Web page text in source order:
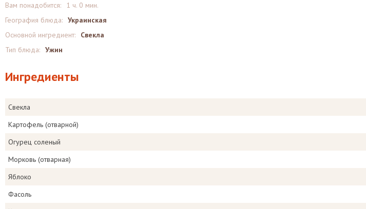
Вам понадобится:
1 ч. 0 мин.
География блюда: Украинская
Основной ингредиент:
Свекла
Тип блюда: Ужин
Ингредиенты
Свекла
Картофель (отварной)
Огурец соленый
Морковь (отварная)
Яблоко
Фасоль